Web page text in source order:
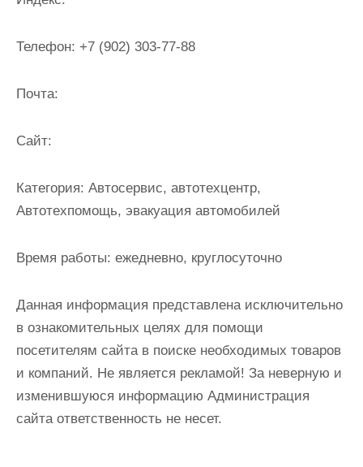
Телефон: +7 (902) 303-77-88
Почта:
Cайт:
Категория: Автосервис, автотехцентр,
Автотехпомощь, эвакуация автомобилей
Время работы: ежедневно, круглосуточно
Данная информация представлена исключительно
в ознакомительных целях для помощи
посетителям сайта в поиске необходимых товаров
и компаний. Не является рекламой! За неверную и
изменившуюся информацию Администрация
сайта ответственность не несет.